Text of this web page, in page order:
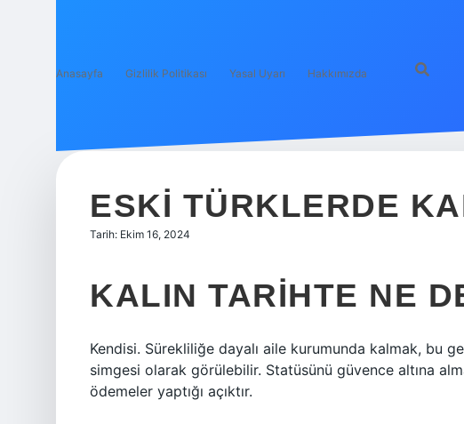
Anasayfa Gizlilik Politikası Yasal Uyarı Hakkımızda
ESKI TÜRKLERDE
Tarih: Ekim 16, 2024
KALIN TARIHTE NE
Kendisi. Sürekliliğe dayalı aile kurumunda kalmak, bu
simgesi olarak görülebilir. Statüsünü güvence altına
ödemeler yaptığı açıktır.